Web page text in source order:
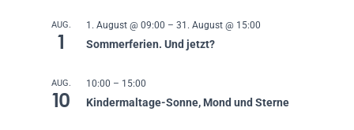
AUG.
1
1. August @ 09:00 – 31. August @ 15:00
Sommerferien. Und jetzt?
AUG.
10
10:00 – 15:00
Kindermaltage-Sonne, Mond und Sterne